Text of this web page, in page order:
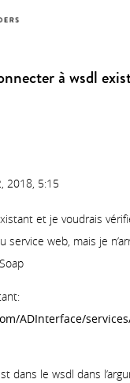
à wsdl
2018, 5:15
et je voudrais
service web, mais je
ADInterface/
dans le wsdl dans